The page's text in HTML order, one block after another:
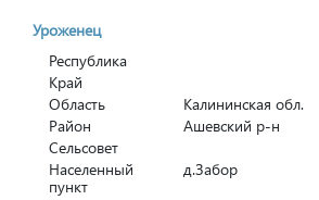
Уроженец
Республика
Край
Область
Калининская обл.
Район
Ашевский р-н
Сельсовет
Населенный
пункт
д.Забор